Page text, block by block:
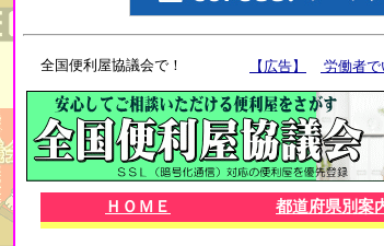
全国便利屋協議会で！